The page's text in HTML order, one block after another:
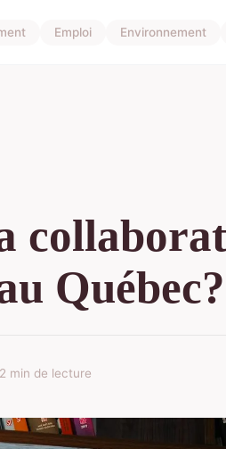
Emploi Environnement
Québec?
2 min de lecture